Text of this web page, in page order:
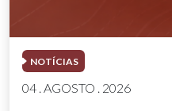
NOTÍCIAS
04 . AGOSTO . 2026